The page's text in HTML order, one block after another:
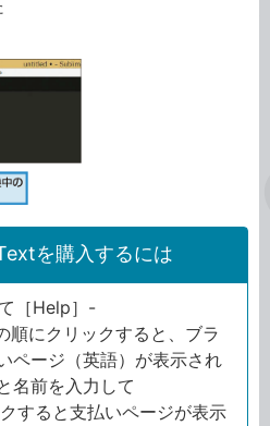
を購入するには
［Help］-
順にクリックすると、ブラ
ページ（英語）が表示され
名前を入力して
すると支払いページが表示